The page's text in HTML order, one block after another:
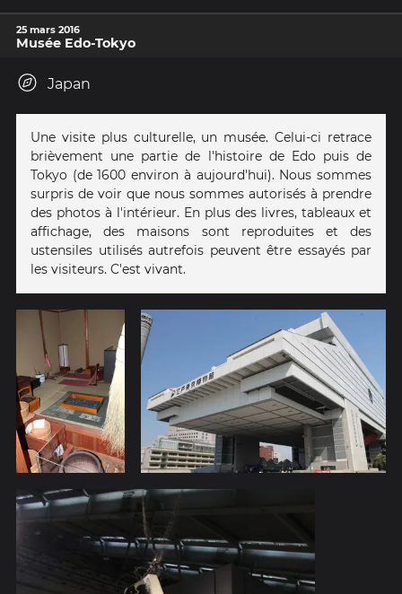
25 mars 2016
Musée Edo-Tokyo
Japan
Une visite plus culturelle, un musée. Celui-ci retrace
brièvement une partie de l'histoire de Edo puis de
Tokyo (de 1600 environ à aujourd'hui). Nous sommes
surpris de voir que nous sommes autorisés à prendre
des photos à l'intérieur. En plus des livres, tableaux et
affichage, des maisons sont reproduites et des
ustensiles utilisés autrefois peuvent être essayés par
les visiteurs. C'est vivant.